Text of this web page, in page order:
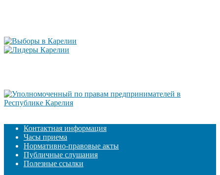
Контактная информация
Часы приема
Нормативно-правовые акты
Публичные слушания
Полезные ссылки